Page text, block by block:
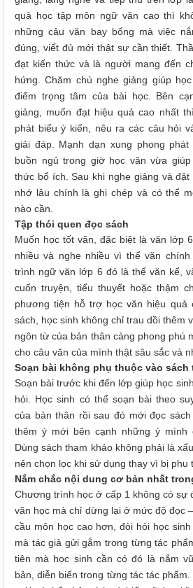
quả học tập môn ngữ văn cao thì
những câu văn bay bổng mà việc
đúng, viết đủ mới thật sự cần thiết.
đạt kiến thức và là người mang đến
hứng. Chăm chú nghe giảng giúp
điểm trọng tâm của bài học. Bên
giảng, muốn đạt hiệu quả cao nhất
phát biểu ý kiến, nêu ra các câu hỏi
giải đáp. Mạnh dạn xung phong
buồn ngủ trong giờ học văn vừa
thức bổ ích. Sau khi nghe giảng và
nhớ lâu chính là ghi chép và có thể
nào cần.
Tập thói quen đọc sách
Muốn học tốt văn, đặc biệt là văn lớp
nhiều và nghe nhiều vì thể văn
trình ngữ văn lớp 6 đó là thể văn kể,
cuốn truyện, tiểu thuyết hoặc thậm
phương tiện hỗ trợ học văn hiệu quả
sách, học sinh không chỉ trau dồi thêm
ngôn từ của bản thân càng phong phú
cho câu văn của mình thật sâu sắc và
Soạn bài không phụ thuộc vào sách
Soạn bài trước khi đến lớp giúp học
hỏi. Học sinh có thể soạn bài theo
của bản thân rồi sau đó mới đọc
thêm ý mới bên cạnh những ý mình
Dùng sách tham khảo không phải là
nên chọn lọc khi sử dụng thay vì bị phụ
Nắm chắc nội dung cơ bản nhất
Chương trình học ở cấp 1 không có sự
văn học mà chỉ dừng lại ở mức độ đọc
cầu môn học cao hơn, đòi hỏi học
mà tác giả gửi gắm trong từng tác
tiên mà học sinh cần có đó là nắm
bản, diễn biến trong từng tác tác